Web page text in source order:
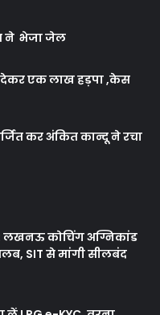
ने भेजा जेल
देकर एक लाख हड़पा ,केस
कर अंकित कान्दू ने रचा
लखनऊ कोचिंग अग्निकांड
SIT से मांगी सीलबंद